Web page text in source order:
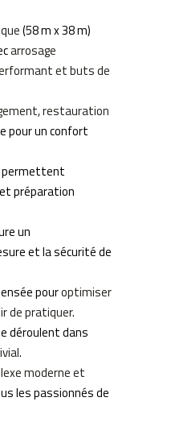
(58 m x 38 m)
arrosage
et buts de
restauration
pour un confort
permettent
préparation
un
et la sécurité de
pouroptimiser
de pratiquer.
déroulent dans
.
moderne et
les passionnés de